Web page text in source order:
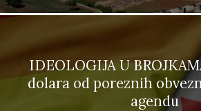
IDEOLOGIJA U
dolara od poreznih
agendu